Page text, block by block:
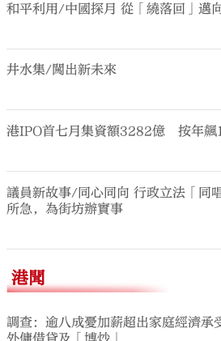
和平利用/中國探月 從「繞落回」邁
井水集/闖出新未來
港IPO首七月集資額3282億 按年飆
議員新故事/同心同向 行政立法「同
所急，為街坊辦實事
港聞
調查：逾八成憂加薪超出家庭經濟承